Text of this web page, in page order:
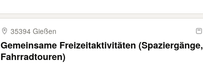
35394 Gießen
Gemeinsame Freizeitaktivitäten (Spaziergänge,
Fahrradtouren)